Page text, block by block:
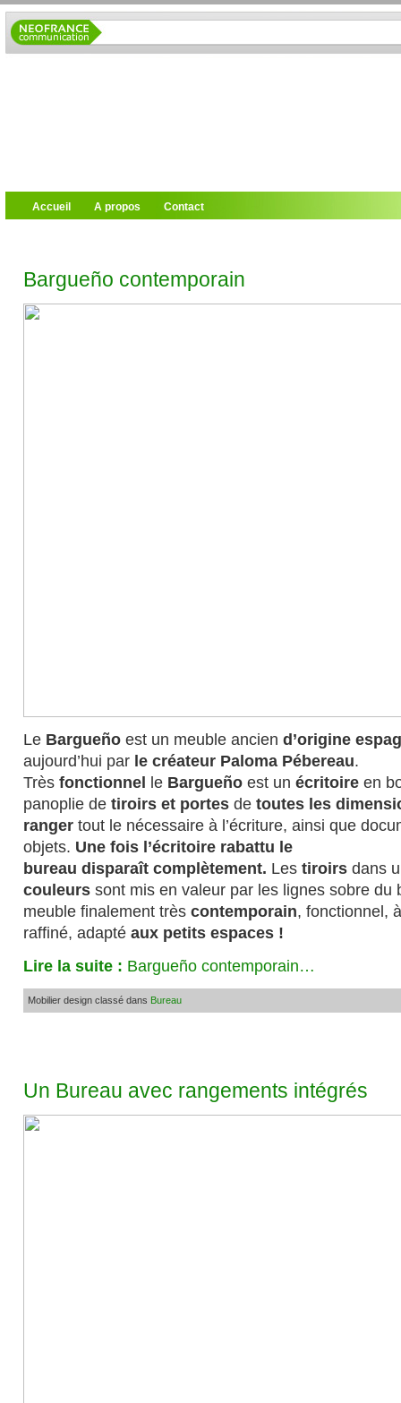
Accueil A propos Contact
Bargueño contemporain
Le Bargueño est un meuble ancien d’origine
aujourd’hui par le créateur Paloma Pébereau.
Très fonctionnel le Bargueño est un écritoire en
panoplie de tiroirs et portes de toutes les
ranger tout le nécessaire à l’écriture, ainsi que
objets. Une fois l’écritoire rabattu le
bureau disparaît complètement. Les tiroirs dans
couleurs sont mis en valeur par les lignes sobre du
meuble finalement très contemporain, fonctionnel,
raffiné, adapté aux petits espaces !
Lire la suite : Bargueño contemporain…
Mobilier design classé dans Bureau
Un Bureau avec rangements intégrés